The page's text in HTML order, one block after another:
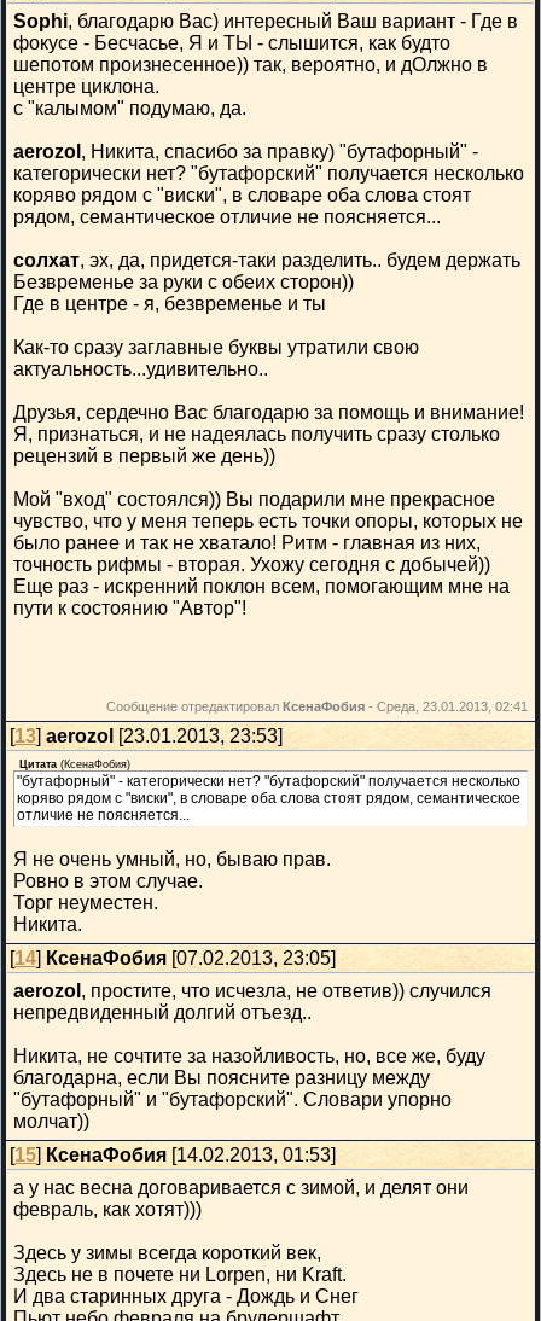
Sophi, благодарю Вас) интересный Ваш вариант - Где в
фокусе - Бесчасье, Я и ТЫ - слышится, как будто
шепотом произнесенное)) так, вероятно, и дОлжно в
центре циклона.
с "калымом" подумаю, да.
aerozol , Никита, спасибо за правку) "бутафорный" -
категорически нет? "бутафорский" получается несколько
коряво рядом с "виски", в словаре оба слова стоят
рядом, семантическое отличие не поясняется...
солхат, эх, да, придется-таки разделить.. будем держать
Безвременье за руки с обеих сторон))
Где в центре - я, безвременье и ты
Как-то сразу заглавные буквы утратили свою
актуальность...удивительно..
Друзья, сердечно Вас благодарю за помощь и внимание!
Я, признаться, и не надеялась получить сразу столько
рецензий в первый же день))
Мой "вход" состоялся)) Вы подарили мне прекрасное
чувство, что у меня теперь есть точки опоры, которых не
было ранее и так не хватало! Ритм - главная из них,
точность рифмы - вторая. Ухожу сегодня с добычей))
Еще раз - искренний поклон всем, помогающим мне на
пути к состоянию "Автор"!
Сообщение отредактировал КсенаФобия - Среда, 23.01.2013, 02:41
[13]aerozol [23.01.2013, 23:53]
Цитата (КсенаФобия)
"бутафорный" - категорически нет? "бутафорский" получается несколько
коряво рядом с "виски", в словаре оба слова стоят рядом, семантическое
отличие не поясняется...
Я не очень умный, но, бываю прав.
Ровно в этом случае.
Торг неуместен.
Никита.
[14]КсенаФобия [07.02.2013, 23:05]
aerozol , простите, что исчезла, не ответив)) случился
непредвиденный долгий отъезд..
Никита, не сочтите за назойливость, но, все же, буду
благодарна, если Вы поясните разницу между
"бутафорный" и "бутафорский". Словари упорно
молчат))
[15]КсенаФобия [14.02.2013, 01:53]
а у нас весна договаривается с зимой, и делят они
февраль, как хотят)))
Здесь у зимы всегда короткий век,
Здесь не в почете ни Lorpen, ни Kraft.
И два старинных друга - Дождь и Снег